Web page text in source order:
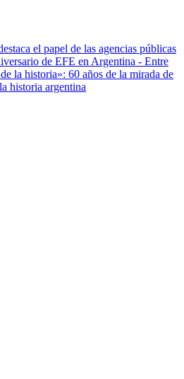
el papel de las agencias públicas
de EFE en Argentina - Entre
la historia»: 60 años de la mirada de
historia argentina